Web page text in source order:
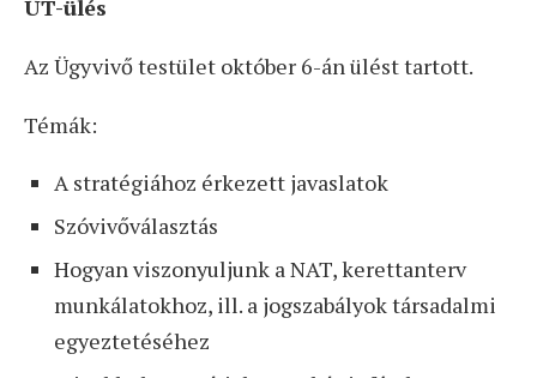
ÜT-ülés
Az Ügyvivő testület október 6-án ülést tartott.
Témák:
A stratégiához érkezett javaslatok
Szóvivőválasztás
Hogyan viszonyuljunk a NAT, kerettanterv
munkálatokhoz, ill. a jogszabályok társadalmi
egyeztetéséhez